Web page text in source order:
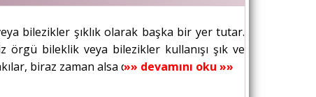
bilezikler şıklık olarak başka bir yer tutar.
örgü bileklik veya bilezikler kullanışı şık ve
biraz zaman alsa da,...»» devamını oku »»